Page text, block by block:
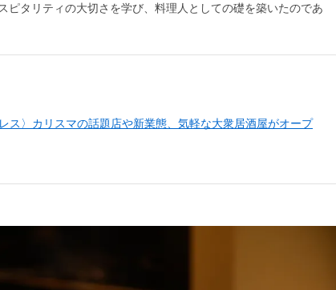
ピタリティの大切さを学び、料理人としての礎を築いたのであ
ス〉カリスマの話題店や新業態、気軽な大衆居酒屋がオープ